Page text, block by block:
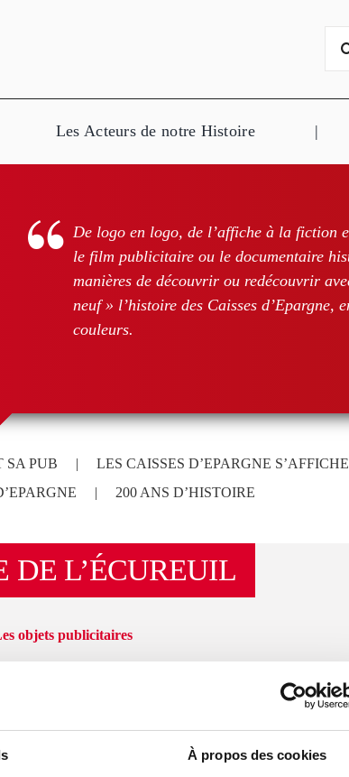
À propos des cookies
Les Acteurs de notre Histoire |
De logo en logo, de l’affiche à la fiction
le film publicitaire ou le documentaire
manières de découvrir ou redécouvrir
neuf » l’histoire des Caisses d’Epargne,
couleurs.
SA PUB | LES CAISSES D’EPARGNE
| 200 ANS D’HISTOIRE
DE L’ÉCUREUIL
objets publicitaires
Règle, cendrier, porte-clefs, épinglette,